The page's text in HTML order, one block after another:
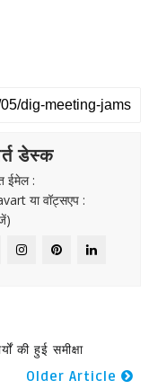
डेस्क
ईमेल :
या वॉट्सएप :
की हुई समीक्षा
Older Article